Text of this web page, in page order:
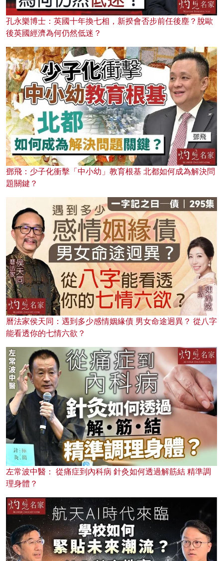
孔永樂博士：英國十年換七相，新揆會否步前任後塵？脫歐
後英國經濟為何仍然低迷？
鄧飛：少子化衝擊「中小幼」教育根基 北都如何成為解決問
題關鍵？
曆法家侯天同：遇到多少感情姻緣債 男女命途迥異？ 從八字
能看透你的七情六欲？
左常波中醫： 從痛症到內科病 針灸如何透過解筋結 精準調
理身體？